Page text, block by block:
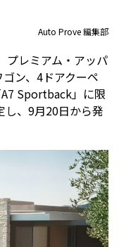
Auto Prove 編集部
プレミアム・アッパ
ン、4ドアクーペ
Sportback」に限
、9月20日から発